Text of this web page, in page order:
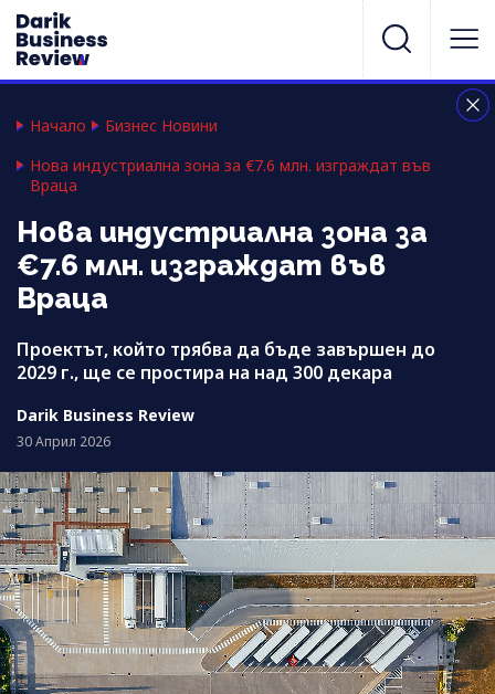
Начало
Бизнес Новини
Нова индустриална зона за €7.6 млн. изграждат във
Враца
Нова индустриална зона за
€7.6 млн. изграждат във
Враца
Проектът, който трябва да бъде завършен до
2029 г., ще се простира на над 300 декара
Darik Business Review
30 Април 2026